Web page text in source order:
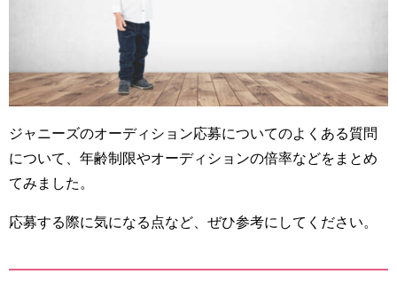
ジャニーズのオーディション応募についてのよくある質問
について、年齢制限やオーディションの倍率などをまとめ
てみました。
応募する際に気になる点など、ぜひ参考にしてください。